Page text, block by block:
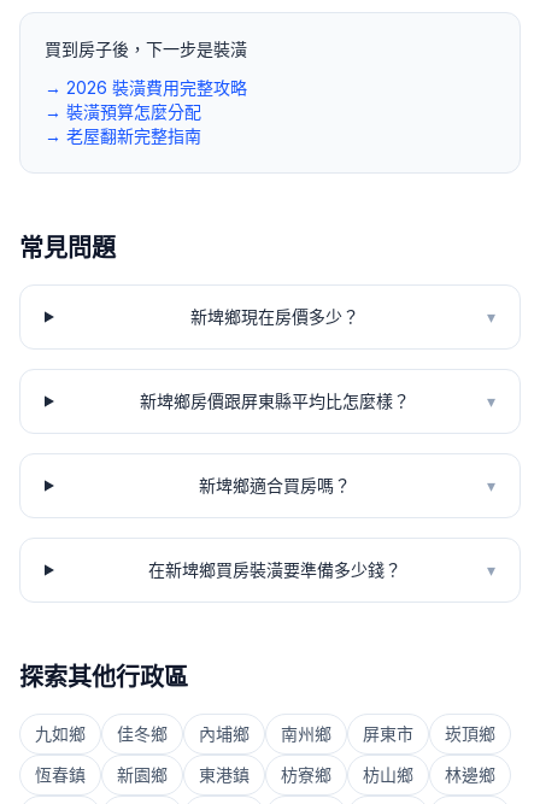
買到房子後，下一步是裝潢
→ 2026 裝潢費用完整攻略
→ 裝潢預算怎麼分配
→ 老屋翻新完整指南
常見問題
新埤鄉現在房價多少？ ▾
新埤鄉房價跟屏東縣平均比怎麼樣？ ▾
新埤鄉適合買房嗎？ ▾
在新埤鄉買房裝潢要準備多少錢？ ▾
探索其他行政區
九如鄉 佳冬鄉 內埔鄉 南州鄉 屏東市
崁頂鄉
恆春鎮
新園鄉 東港鎮 枋寮鄉 枋山鄉
林邊鄉